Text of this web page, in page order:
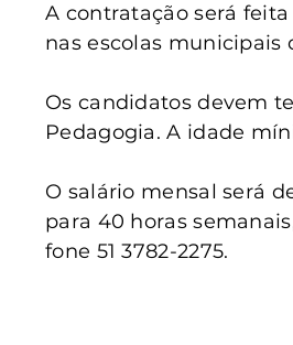
A contratação será
nas escolas municipais
Os candidatos devem
Pedagogia. A idade
O salário mensal será
para 40 horas
fone 51 3782-2275.